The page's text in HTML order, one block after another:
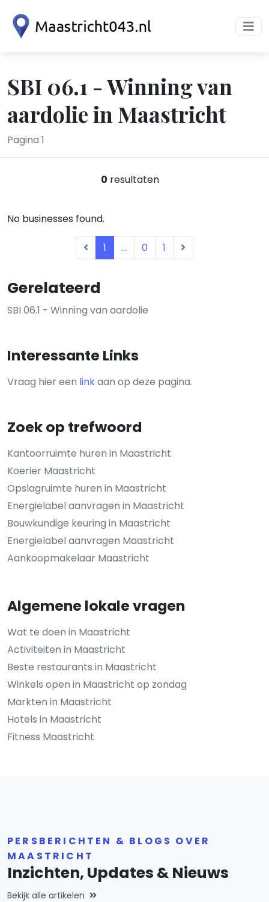
SBI 06.1 - Winning van
aardolie in Maastricht
Pagina 1
Gerelateerd
SBI 06.1 - Winning van aardolie
Interessante Links
Vraag hier een linkaan op deze pagina.
Zoek op trefwoord
Kantoorruimte huren in Maastricht
Koerier Maastricht
Opslagruimte huren in Maastricht
Energielabel aanvragen in Maastricht
Bouwkundige keuring in Maastricht
Energielabel aanvragen Maastricht
Aankoopmakelaar Maastricht
Algemene lokale vragen
Wat te doen in Maastricht
Activiteiten in Maastricht
Beste restaurants in Maastricht
Winkels open in Maastricht op zondag
Markten in Maastricht
Hotels in Maastricht
Fitness Maastricht
0 resultaten
No businesses found.
1 ... 0 1
PERSBERICHTEN & BLOGS OVER
MAASTRICHT
Inzichten, Updates & Nieuws
Bekijk alle artikelen